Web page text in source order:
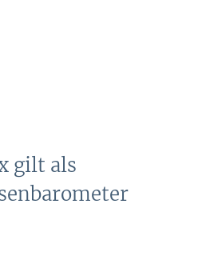
gilt als